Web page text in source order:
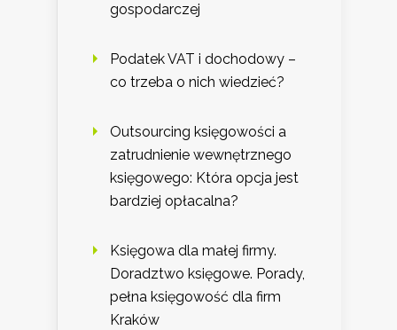
gospodarczej
Podatek VAT i dochodowy –
co trzeba o nich wiedzieć?
Outsourcing księgowości a
zatrudnienie wewnętrznego
księgowego: Która opcja jest
bardziej opłacalna?
Księgowa dla małej firmy.
Doradztwo księgowe. Porady,
pełna księgowość dla firm
Kraków